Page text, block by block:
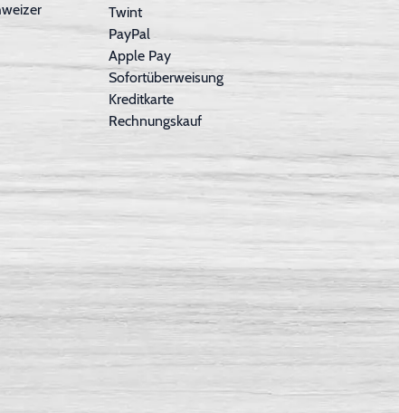
Twint
PayPal
Apple Pay
Sofortüberweisung
Kreditkarte
Rechnungskauf